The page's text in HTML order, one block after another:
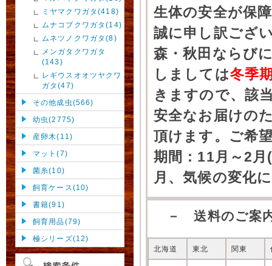
ミヤマクワガタ(418)
ムナコブクワガタ(14)
ムネツノクワガタ(8)
メンガタクワガタ
(143)
レギウスオオツヤクワ
ガタ(47)
その他成虫(566)
幼虫(2775)
産卵木(11)
マット(7)
菌糸(10)
飼育ケース(10)
書籍(91)
飼育用品(79)
極シリーズ(12)
生体の安全が保
誠に申し訳ござ
森・秋田ならび
しましては冬季
きますので、該
安全なお届けの
頂けます。ご希
期間：11月～2
月、気候の変化
－ 送料のご案
北海道 東北 関東